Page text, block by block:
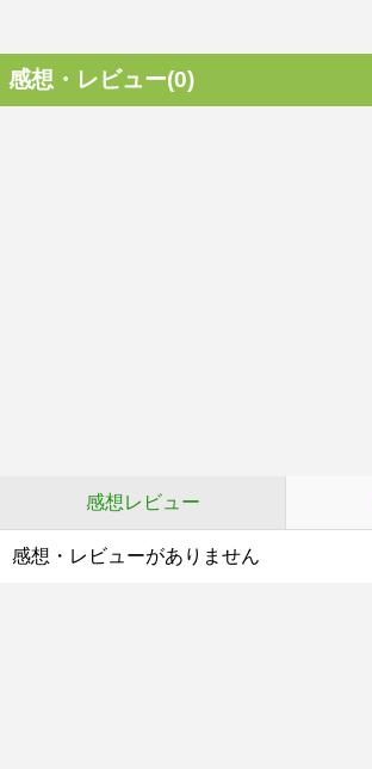
感想・レビュー(0)
感想レビュー
感想・レビューがありません